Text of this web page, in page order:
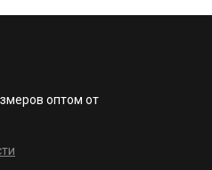
оптом от